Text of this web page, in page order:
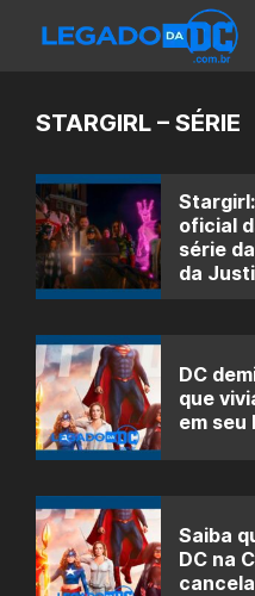
STARGIRL – SÉRIE
oficial
série
da
DC
que
em seu
Saiba
DC na